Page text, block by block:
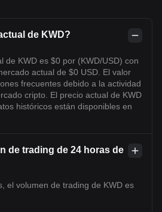
de KWD?
de KWD es $0 por (KWD/USD) con
actual de $0 USD. El valor
frecuentes debido a la actividad
cripto. El precio actual de KWD
históricos están disponibles en
de trading de 24 horas de
el volumen de trading de KWD es